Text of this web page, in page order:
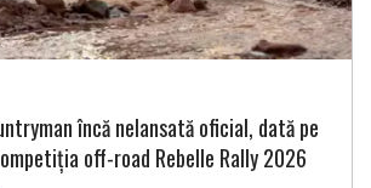
încă nelansată oficial, dată pe
off-road Rebelle Rally 2026